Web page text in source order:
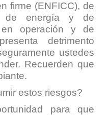
firme (ENFICC), de
de energía y de
operación y de
detrimento
ustedes
Recuerden que
estos riesgos?
para que